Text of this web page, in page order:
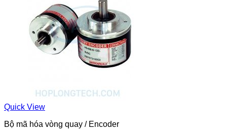
Quick View
Bộ mã hóa vòng quay / Encoder